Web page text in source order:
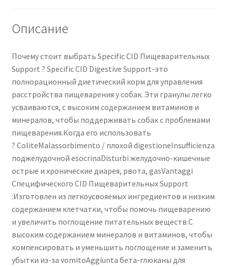
Описание
Почему стоит выбрать Specific CID Пищеварительных
Support ? Specific CID Digestive Support-это
полнорационный диетический корм для управления
расстройства пищеварения у собак. Эти гранулы легко
усваиваются, с высоким содержанием витаминов и
минералов, чтобы поддерживать собак с проблемами
пищеварения.Когда его использовать
? ColiteMalassorbimento / плохой digestioneInsufficienza
поджелудочной esocrinaDisturbi желудочно-кишечные
острые и хронические диарея, рвота, gasVantaggi
Специфического CID Пищеварительных Support
:Изготовлен из легкоусвояемых ингредиентов и низким
содержанием клетчатки, чтобы помочь пищеварению
и увеличить поглощение питательных веществ.С
высоким содержанием минералов и витаминов, чтобы
компенсировать и уменьшить поглощение и заменить
убытки из-за vomitoAggiunta бета-глюканы для